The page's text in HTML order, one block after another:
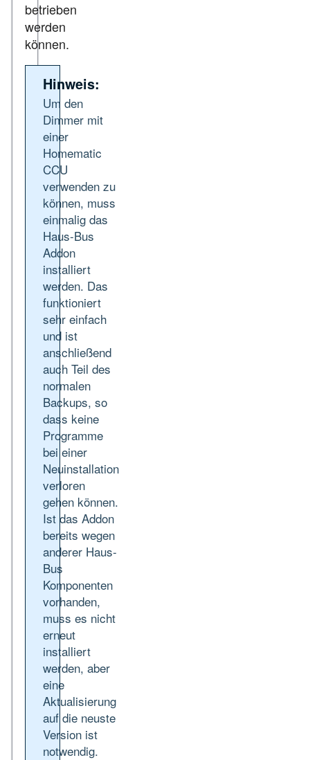
betrieben
werden
können.
Hinweis:
Um den
Dimmer mit
einer
Homematic
CCU
verwenden zu
können, muss
einmalig das
Haus-Bus
Addon
installiert
werden. Das
funktioniert
sehr einfach
und ist
anschließend
auch Teil des
normalen
Backups, so
dass keine
Programme
bei einer
Neuinstallation
verloren
gehen können.
Ist das Addon
bereits wegen
anderer Haus-
Bus
Komponenten
vorhanden,
muss es nicht
erneut
installiert
werden, aber
eine
Aktualisierung
auf die neuste
Version ist
notwendig.